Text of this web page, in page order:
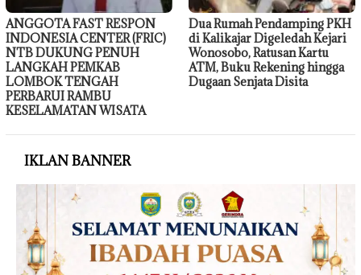
ANGGOTA FAST RESPON
INDONESIA CENTER (FRIC)
NTB DUKUNG PENUH
LANGKAH PEMKAB
LOMBOK TENGAH
PERBARUI RAMBU
KESELAMATAN WISATA
Dua Rumah Pendamping PKH
di Kalikajar Digeledah Kejari
Wonosobo, Ratusan Kartu
ATM, Buku Rekening hingga
Dugaan Senjata Disita
IKLAN BANNER